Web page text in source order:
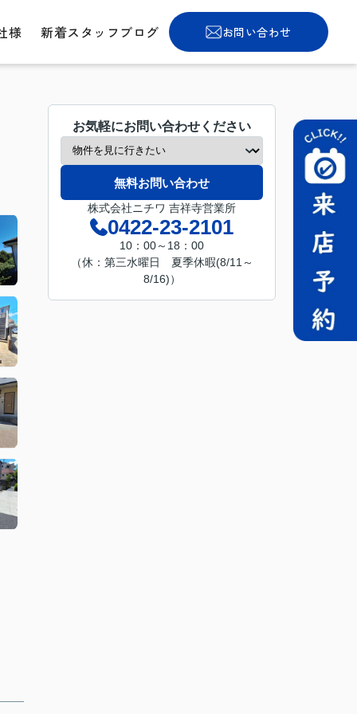
様 新着スタッフブログ お問い合わせ
お気軽にお問い合わせください
無料お問い合わせ
株式会社ニチワ 吉祥寺営業所
0422-23-2101
10：00～18：00
（休：第三水曜日 夏季休暇(8/11～
8/16)）